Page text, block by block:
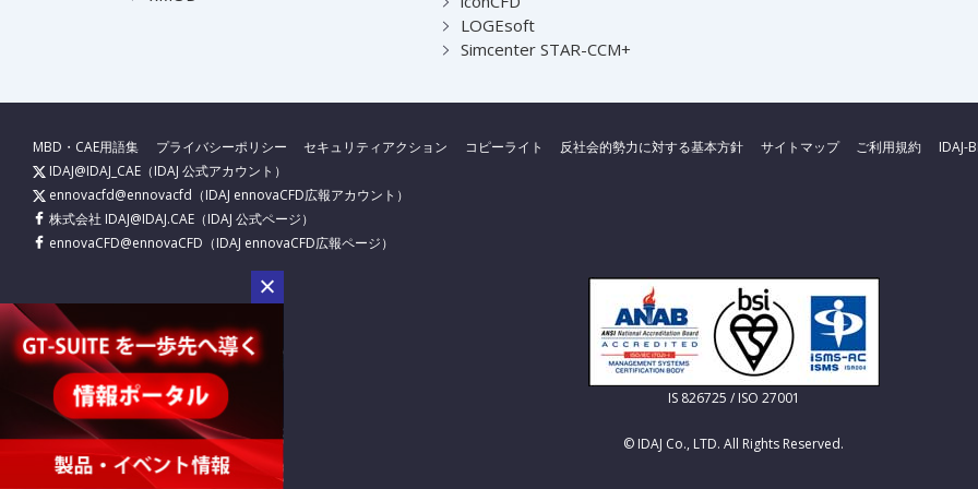
LOGEsoft
Simcenter STAR-CCM+
MBD・CAE用語集 プライバシーポリシー セキュリティアクション コピーライト 反社会的勢力に対する基本方針 サイトマップ ご利用規約
IDAJ-
IDAJ@IDAJ_CAE （IDAJ 公式アカウント）
ennovacfd@ennovacfd （IDAJ ennovaCFD広報アカウント）
株式会社 IDAJ@IDAJ.CAE （IDAJ 公式ページ）
ennovaCFD@ennovaCFD （IDAJ ennovaCFD広報ページ）
IS 826725 / ISO 27001
© IDAJ Co., LTD. All Rights Reserved.